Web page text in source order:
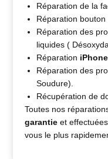
Réparation de la
Réparation bouton
Réparation des
liquides (
Réparation
Réparation des
Soudure).
Récupération de
Toutes nos
garantie et
vous le plus